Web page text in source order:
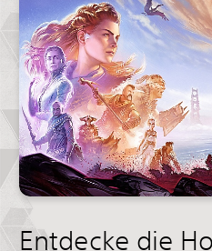
Entdecke die